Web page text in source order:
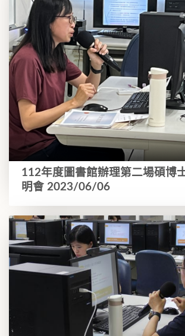
112年度圖書館辦理第二場碩博
明會 2023/06/06